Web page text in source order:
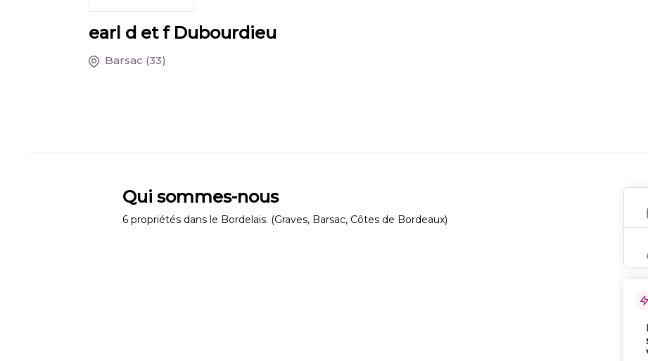
earl d et f Dubourdieu
Barsac (33)
Qui sommes-nous
6 propriétés dans le Bordelais. (Graves, Barsac, Côtes de Bordeaux)